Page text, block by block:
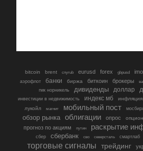
bitcoin brent cnyrub eurusd forex gbpusd
аэрофлот банки биржа биткоин брокеры
гмк норникель
дивиденды доллар
инвестиции в недвижимость индекс мб
инфляция
лукойл
магнит мобильный пост
обзор рынка облигации опрос
прогноз по акциям путин раскрытие
сбер сбербанк сво северсталь смартлаб
торговые сигналы трейдинг